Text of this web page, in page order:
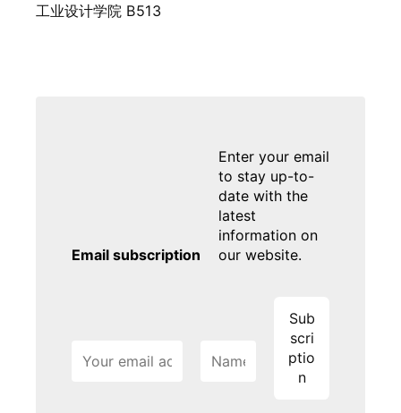
工业设计学院 B513
Email subscription
Enter your email
to stay up-to-
date with the
latest
information on
our website.